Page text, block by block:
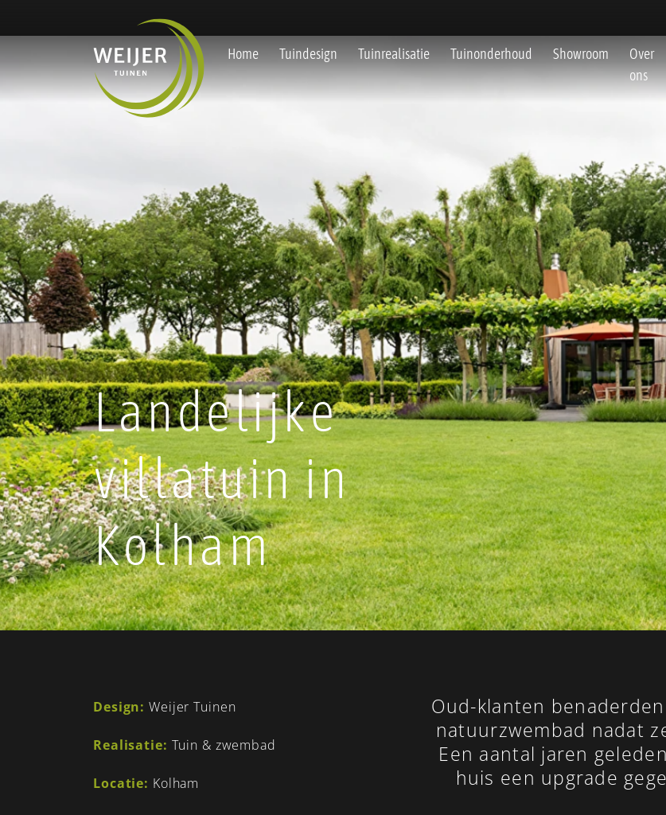
Home Tuindesign Tuinrealisatie Tuinonderhoud Showroom
Over
ons
Landelijke
villatuin in
Kolham
Design: Weijer Tuinen
Realisatie: Tuin & zwembad
Locatie: Kolham
Oud-klanten
natuurzwembad nadat
Een aantal jaren
huis een upgrade